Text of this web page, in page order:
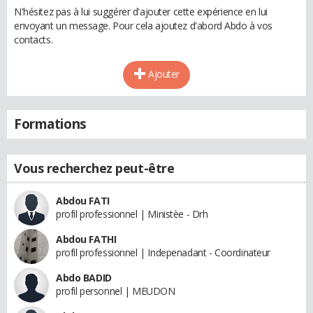
N'hésitez pas à lui suggérer d'ajouter cette expérience en lui
envoyant un message. Pour cela ajoutez d'abord Abdo à vos
contacts.
Ajouter
Formations
Vous recherchez peut-être
Abdou FATI
profil professionnel | Ministèe - Drh
Abdou FATHI
profil professionnel | Indepenadant - Coordinateur
Abdo BADID
profil personnel | MEUDON